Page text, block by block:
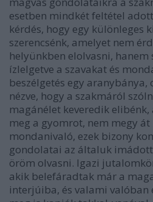
esetben mindkét feltétel
kérdés, hogy egy különleges
szerencsénk, amelyet nem
helyünkben elolvasni, hanem
ízlelgetve a szavakat és
beszélgetés egy
nézve, hogy a szakmáról
magánélet keveredik
meg a gyomrot, nem megy
mondanivaló, ezek bizony
gondolatai az általuk
öröm olvasni. Igazi
akik belefáradtak már a
interjúiba, és valami valóban